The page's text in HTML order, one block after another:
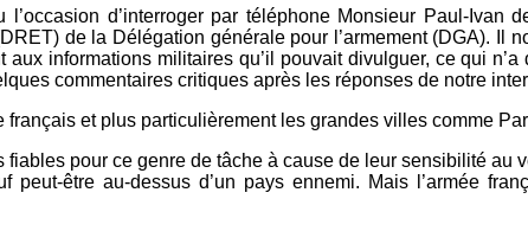
d’interroger par téléphone Monsieur Paul-
de la Délégation générale pour l’armement (DGA). Il
informations militaires qu’il pouvait divulguer, ce qui
commentaires critiques après les réponses de notre
français et plus particulièrement les grandes villes comme
fiables pour ce genre de tâche à cause de leur sensibilité
peut-être au-dessus d’un pays ennemi. Mais l’armée